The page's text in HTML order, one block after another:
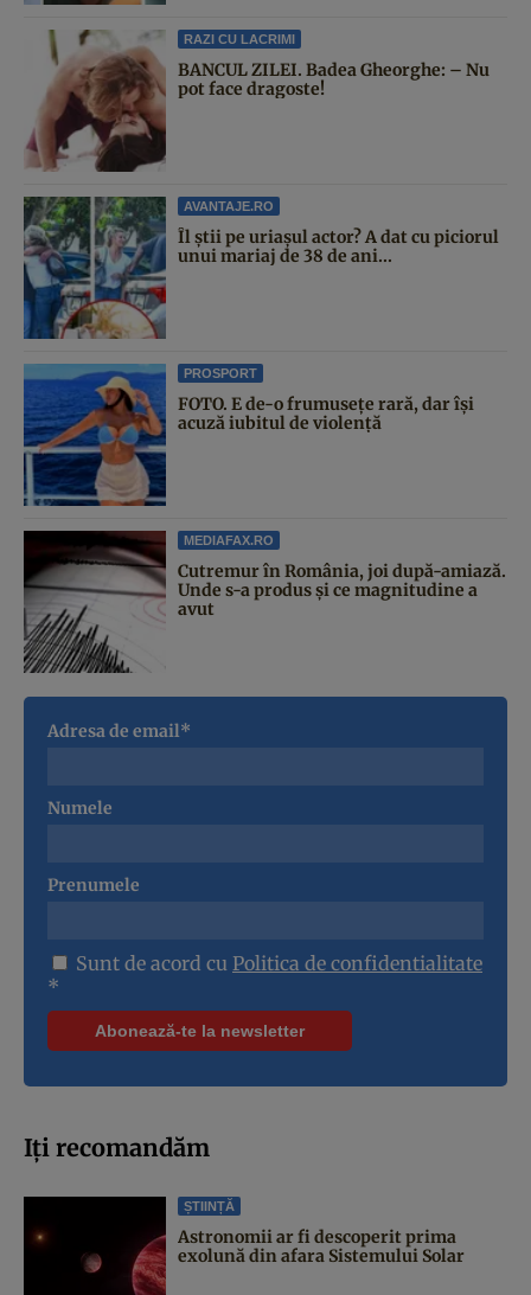
RAZI CU LACRIMI
BANCUL ZILEI. Badea Gheorghe: – Nu
pot face dragoste!
AVANTAJE.RO
Îl știi pe uriașul actor? A dat cu piciorul
unui mariaj de 38 de ani...
PROSPORT
FOTO. E de-o frumusețe rară, dar își
acuză iubitul de violență
MEDIAFAX.RO
Cutremur în România, joi după-amiază.
Unde s-a produs și ce magnitudine a
avut
Adresa de email*
Numele
Prenumele
Sunt de acord cu Politica de confidentialitate
*
Iți recomandăm
ȘTIINȚĂ
Astronomii ar fi descoperit prima
exolună din afara Sistemului Solar